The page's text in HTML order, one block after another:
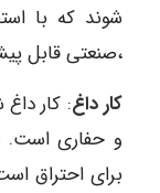
شوند که با
،صنعتی قابل
کار داغ: کار
و حفاری است.
برای احتراق